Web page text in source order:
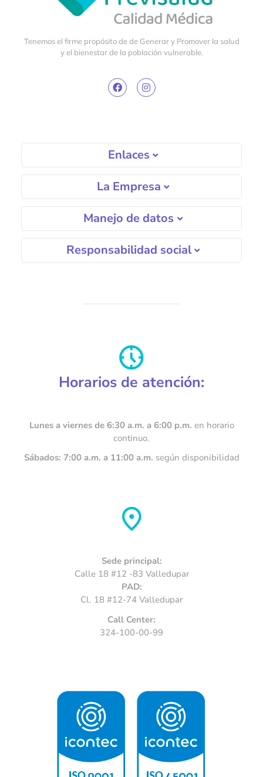
Tenemos el firme propósito de de Generar y Promover la salud
y el bienestar de la población vulnerable.
Enlaces
La Empresa
Manejo de datos
Responsabilidad social
Horarios de atención:
Lunes a viernes de 6:30 a.m. a 6:00 p.m. en horario
continuo.
Sábados: 7:00 a.m. a 11:00 a.m. según disponibilidad
Sede principal:
Calle 18 #12 -83 Valledupar
PAD:
Cl. 18 #12-74 Valledupar
Call Center:
324-100-00-99